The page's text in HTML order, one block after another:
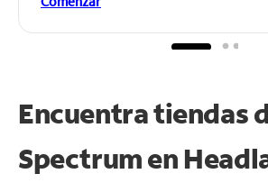
Encuentra tiendas
Spectrum en